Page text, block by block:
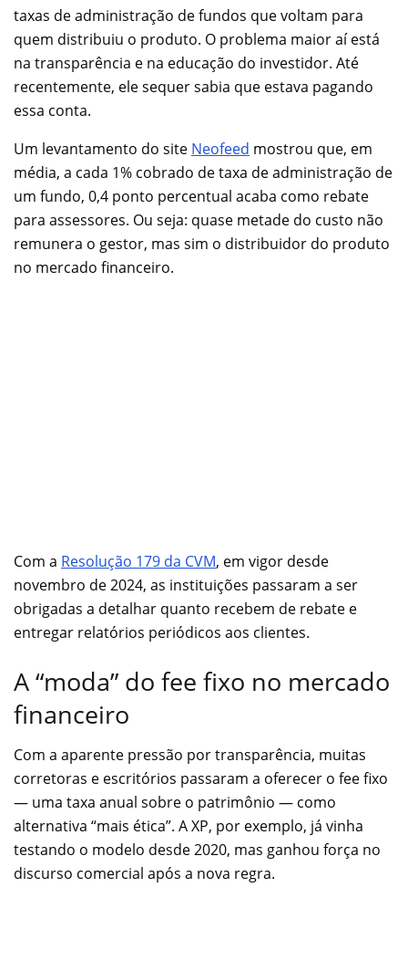
taxas de administração de fundos que voltam para
quem distribuiu o produto. O problema maior aí está
na transparência e na educação do investidor. Até
recentemente, ele sequer sabia que estava pagando
essa conta.
Um levantamento do site Neofeed mostrou que, em
média, a cada 1% cobrado de taxa de administração de
um fundo, 0,4 ponto percentual acaba como rebate
para assessores. Ou seja: quase metade do custo não
remunera o gestor, mas sim o distribuidor do produto
no mercado financeiro.
Com a Resolução 179 da CVM, em vigor desde
novembro de 2024, as instituições passaram a ser
obrigadas a detalhar quanto recebem de rebate e
entregar relatórios periódicos aos clientes.
A “moda” do fee fixo no mercado
financeiro
Com a aparente pressão por transparência, muitas
corretoras e escritórios passaram a oferecer o fee fixo
— uma taxa anual sobre o patrimônio — como
alternativa “mais ética”. A XP, por exemplo, já vinha
testando o modelo desde 2020, mas ganhou força no
discurso comercial após a nova regra.